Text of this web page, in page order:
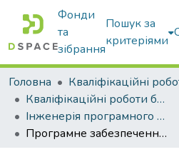
Фонди
та
зібрання
Пошук за
критеріями
Головна
Кваліфікаційні
Кваліфікаційні роботи бакалаврів
Інженерія програмного забезпечення
Програмне забезпечення для візуалізації даних щодо контролю та переробки відходів